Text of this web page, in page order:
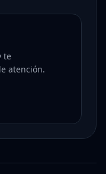
te
atención.